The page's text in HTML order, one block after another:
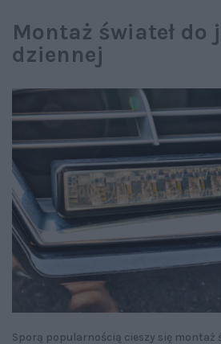
Montaż świateł do
dziennej
Sporą popularnością cieszy się montaż